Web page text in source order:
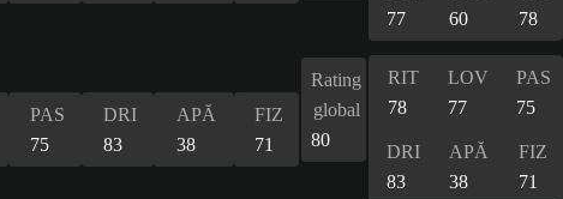
77
60
78
PAS
75
DRI
83
APĂ
38
FIZ
71
Rating
global
80
RIT
78
LOV
77
PAS
75
DRI
83
APĂ
38
FIZ
71